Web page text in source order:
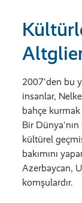
2007'den bu
insanlar,
bahçe
Bir
kültürel
bakımını
Azerbaycan,
komşulardır.